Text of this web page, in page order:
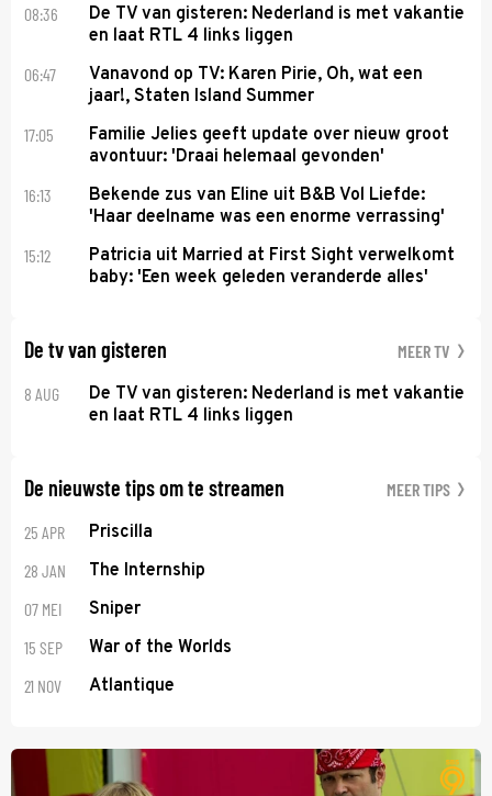
08:36
De TV van gisteren: Nederland is met vakantie
en laat RTL 4 links liggen
06:47
Vanavond op TV: Karen Pirie, Oh, wat een
jaar!, Staten Island Summer
17:05
Familie Jelies geeft update over nieuw groot
avontuur: 'Draai helemaal gevonden'
16:13
Bekende zus van Eline uit B&B Vol Liefde:
'Haar deelname was een enorme verrassing'
15:12
Patricia uit Married at First Sight verwelkomt
baby: 'Een week geleden veranderde alles'
De tv van gisteren MEER TV
8 AUG
De TV van gisteren: Nederland is met vakantie
en laat RTL 4 links liggen
De nieuwste tips om te streamen MEER TIPS
25 APR Priscilla
28 JAN The Internship
07 MEI Sniper
15 SEP War of the Worlds
21 NOV Atlantique